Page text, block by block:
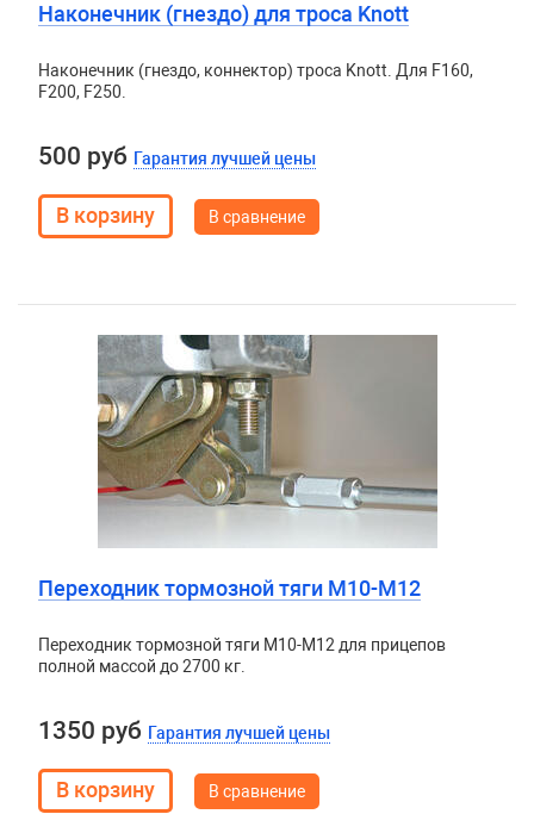
Наконечник (гнездо) для троса Knott
Наконечник (гнездо, коннектор) троса Knott. Для F160,
F200, F250.
500 руб Гарантия лучшей цены
В сравнение
Переходник тормозной тяги М10-М12
Переходник тормозной тяги М10-М12 для прицепов
полной массой до 2700 кг.
1350 руб Гарантия лучшей цены
В сравнение